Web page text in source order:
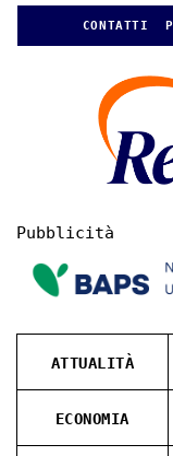
CONTATTI
Pubblicità
ATTUALITÀ
ECONOMIA